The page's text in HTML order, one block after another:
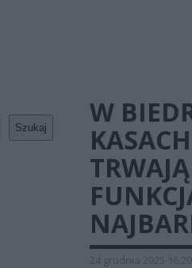
Szukaj
W
24 grudnia 2025 16:20